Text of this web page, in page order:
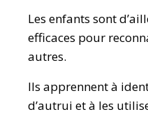
Les enfants sont
efficaces pour
autres.
Ils apprennent à
d’autrui et à les